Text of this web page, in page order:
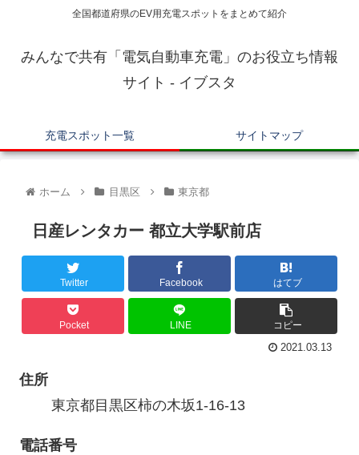
全国都道府県のEV用充電スポットをまとめて紹介
みんなで共有「電気自動車充電」のお役立ち情報
サイト - イブスタ
充電スポット一覧 サイトマップ
ホーム 目黒区 東京都
日産レンタカー 都立大学駅前店
Twitter Facebook はてブ
Pocket LINE コピー
2021.03.13
住所
東京都目黒区柿の木坂1-16-13
電話番号